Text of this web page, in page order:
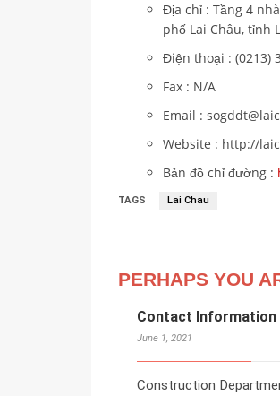
Địa chỉ : Tầng 4
phố Lai Châu, tỉnh
Điện thoại : (0213)
Fax : N/A
Email :
Website : http://
Bản đồ chỉ đường :
TAGS Lai Chau
PERHAPS YOU
Contact Information
June 1, 2021
Construction